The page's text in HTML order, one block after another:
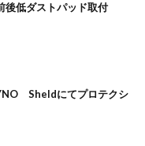
低ダストパッド取付
Sheldにてプロテクシ